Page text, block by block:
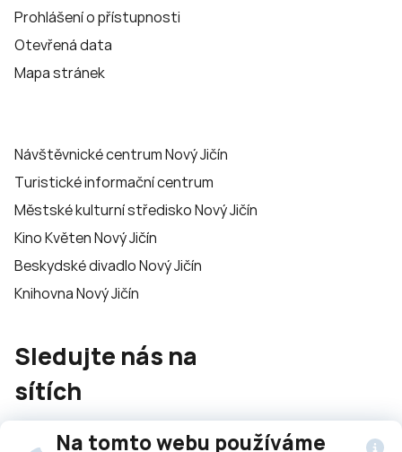
Na tomto webu používáme
Prohlášení o přístupnosti
Otevřená data
Mapa stránek
Návštěvnické centrum Nový Jičín
Turistické informační centrum
Městské kulturní středisko Nový Jičín
Kino Květen Nový Jičín
Beskydské divadlo Nový Jičín
Knihovna Nový Jičín
Sledujte nás na
sítích